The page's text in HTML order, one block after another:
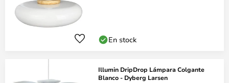
En stock
Illumin DripDrop Lámpara Colgante
Blanco - Dyberg Larsen